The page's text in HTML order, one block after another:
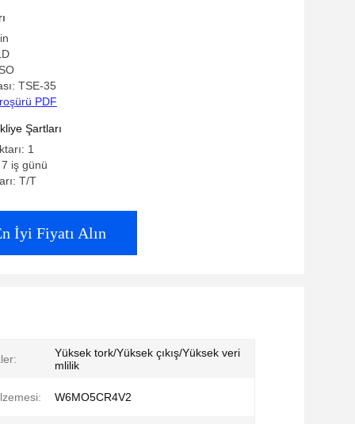
38CrMoAl
TSE-35
PDF
Şartları
1
iş günü
T/T
İyi Fiyatı Alın
Yüksek tork/Yüksek çıkış/Yüksek veri
mlilik
W6MO5CR4V2